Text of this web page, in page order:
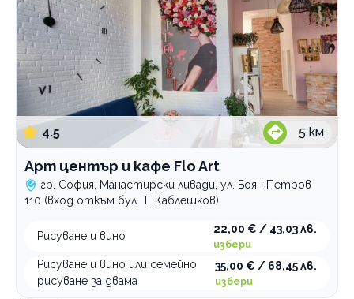
4.5 5 км
Арт център и кафе Flo Art
гр. София, Манастирски ливади, ул. Боян Петров
110 (вход откъм бул. Т. Каблешков)
Рисуване и вино
22,00 € / 43,03 лв.
избери
Рисуване и вино или семейно
рисуване за двама
35,00 € / 68,45 лв.
избери
деца
емоционално рисуване
изработка на сапуни
изработка на свещи
рисуване върху коприна
рисуване върху стъкло
рисуване и вино
Научна работилница
за деца
Състезателен симулатор
вход
Категории
Курсове и уроци